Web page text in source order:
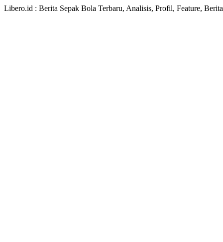
Libero.id : Berita Sepak Bola Terbaru, Analisis, Profil, Feature,